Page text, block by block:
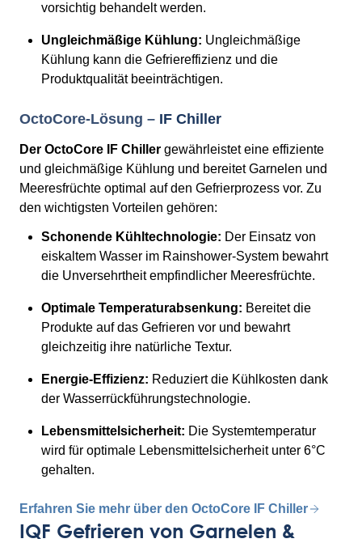
vorsichtig behandelt werden.
Ungleichmäßige Kühlung: Ungleichmäßige
Kühlung kann die Gefriereffizienz und die
Produktqualität beeinträchtigen.
OctoCore-Lösung – IF Chiller
Der OctoCore IF Chiller gewährleistet eine effiziente
und gleichmäßige Kühlung und bereitet Garnelen und
Meeresfrüchte optimal auf den Gefrierprozess vor. Zu
den wichtigsten Vorteilen gehören:
Schonende Kühltechnologie: Der Einsatz von
eiskaltem Wasser im Rainshower-System bewahrt
die Unversehrtheit empfindlicher Meeresfrüchte.
Optimale Temperaturabsenkung: Bereitet die
Produkte auf das Gefrieren vor und bewahrt
gleichzeitig ihre natürliche Textur.
Energie-Effizienz: Reduziert die Kühlkosten dank
der Wasserrückführungstechnologie.
Lebensmittelsicherheit: Die Systemtemperatur
wird für optimale Lebensmittelsicherheit unter 6°C
gehalten.
Erfahren Sie mehr über den OctoCore IF Chiller
IQF Gefrieren von Garnelen &